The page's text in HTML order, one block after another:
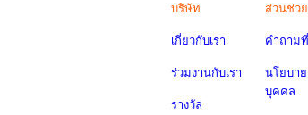
บริษัท
เกี่ยวกับเรา
ร่วมงานกับเรา
รางวัล
ส่วนช่ว
คำถาม
นโยบา
บุคคล